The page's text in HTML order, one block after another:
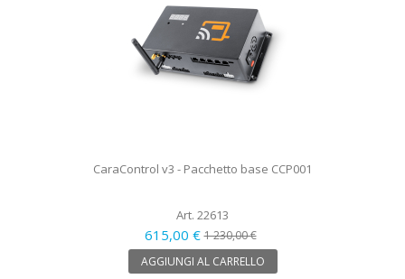
CaraControl v3 - Pacchetto base CCP001
Art. 22613
615,00 €1 230,00 €
AGGIUNGI AL CARRELLO